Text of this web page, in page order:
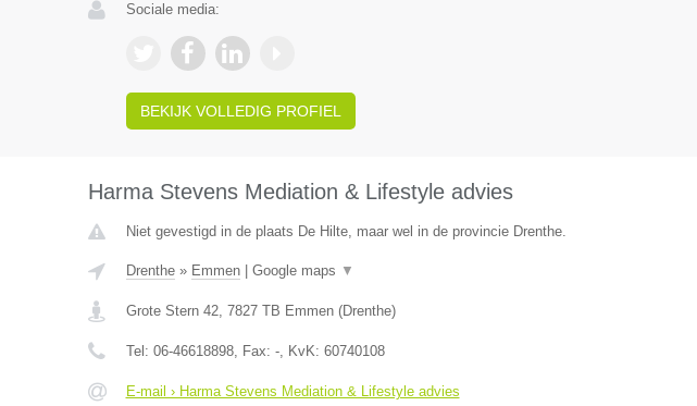
Sociale media:
BEKIJK VOLLEDIG PROFIEL
Harma Stevens Mediation & Lifestyle advies
Niet gevestigd in de plaats De Hilte, maar wel in de provincie Drenthe.
Drenthe» Emmen| Google maps ▼
Grote Stern 42, 7827 TB Emmen(Drenthe)
Tel: 06-46618898, Fax: -, KvK: 60740108
E-mail › Harma Stevens Mediation & Lifestyle advies